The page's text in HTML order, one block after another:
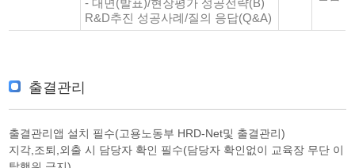
- 대면(발표)/현장평가 성공전략(B)
R&D추진 성공사례/질의 응답(Q&A)
출결관리
출결관리앱 설치 필수(고용노동부 HRD-Net및 출결관리)
지각,조퇴,외출 시 담당자 확인 필수(담당자 확인없이 교육장 무단 이